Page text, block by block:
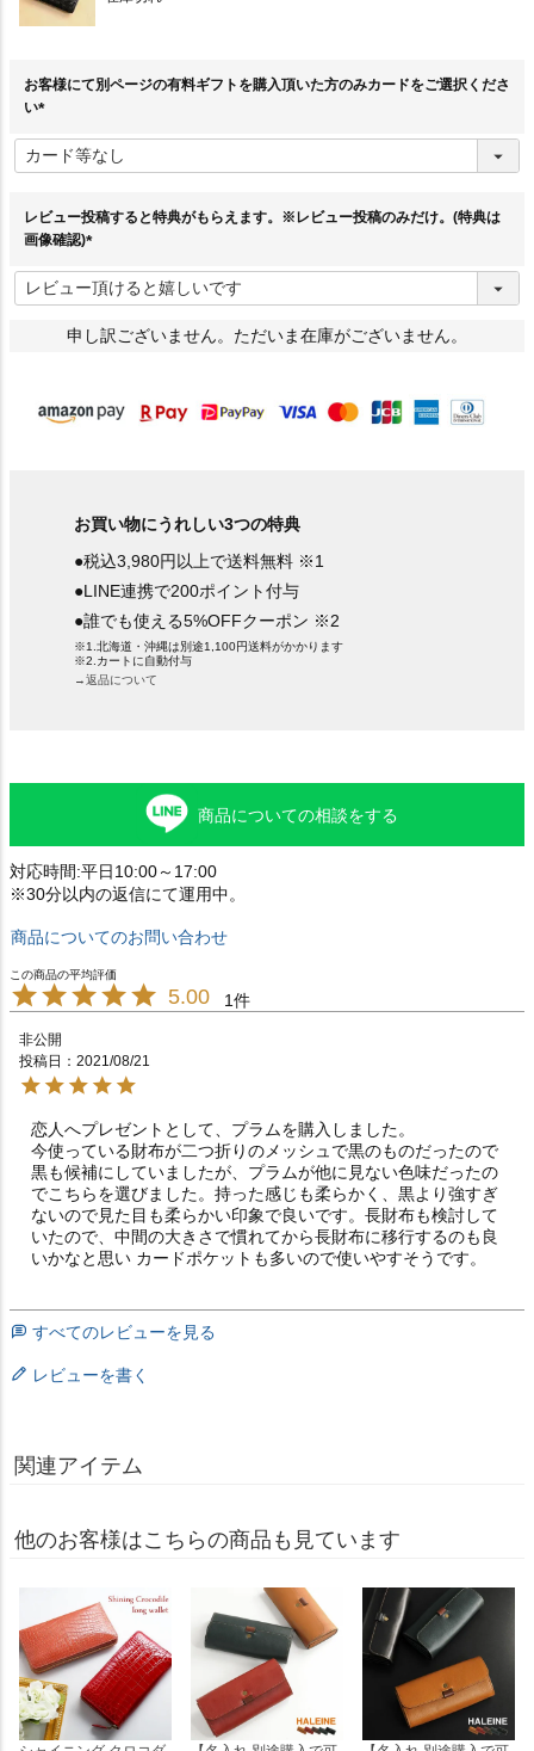
お客様にて別ページの有料ギフトを購入頂いた方のみカードをご選択くださ
い
必
須
レビュー投稿すると特典がもらえます。※レビュー投稿のみだけ。(特典は
画像確認)
必
須
)
申し訳ございません。ただいま在庫がございません。
お買い物にうれしい3つの特典
●税込3,980円以上で送料無料 ※1
●LINE連携で200ポイント付与
●誰でも使える5%OFFクーポン ※2
※1.北海道・沖縄は別途1,100円送料がかかります
※2.カートに自動付与
→返品について
商品についての相談をする
対応時間:平日10:00～17:00
※30分以内の返信にて運用中。
商品についてのお問い合わせ
5.00 1
非公開
投稿日
2021/08/21
恋人へプレゼントとして、プラムを購入しました。
今使っている財布が二つ折りのメッシュで黒のものだったので
黒も候補にしていましたが、プラムが他に見ない色味だったの
でこちらを選びました。持った感じも柔らかく、黒より強すぎ
ないので見た目も柔らかい印象で良いです。長財布も検討して
いたので、中間の大きさで慣れてから長財布に移行するのも良
いかなと思い カードポケットも多いので使いやすそうです。
すべてのレビューを見る
レビューを書く
関連アイテム
他のお客様はこちらの商品も見ています